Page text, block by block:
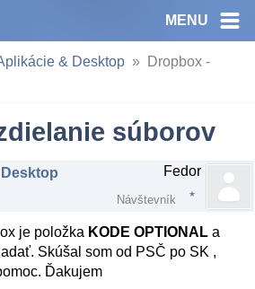
MENU
& Desktop
Dropbox -
súborov
Fedor
Návštevník
je položka KODE OPTIONAL a
Skúšal som od PSČ po SK ,
Ďakujem